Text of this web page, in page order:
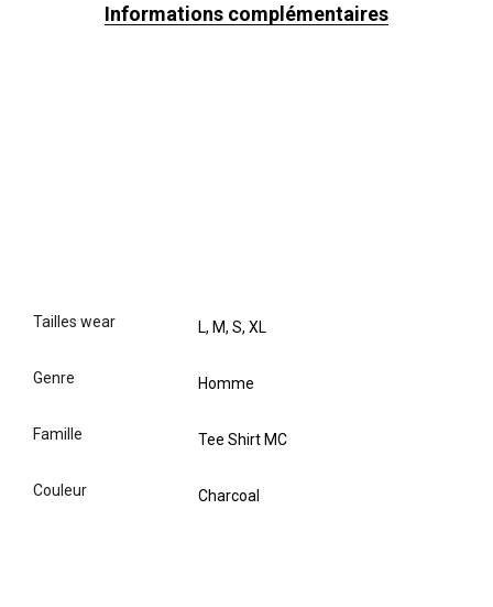
Informations complémentaires
tailles wear L, M, S, XL
genre Homme
famille Tee Shirt MC
couleur Charcoal